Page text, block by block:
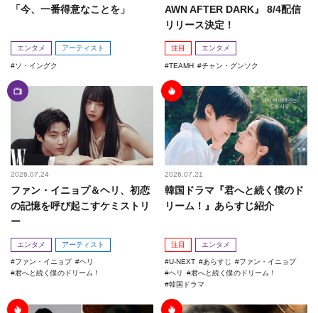
「今、一番得意なことを」
エンタメ アーティスト
ソ・イングク
AWN AFTER DARK』 8/4配信
リリース決定！
注目 エンタメ
TEAMH チャン・グンソク
2026.07.24
ファン・イニョプ＆ヘリ、初恋
の記憶を呼び起こすケミストリ
ー
エンタメ アーティスト
ファン・イニョプ
ヘリ
君へと続く僕のドリーム！
2026.07.21
韓国ドラマ『君へと続く僕のド
リーム！』あらすじ紹介
注目 エンタメ
U-NEXT あらすじ
ファン・イニョプ
ヘリ
君へと続く僕のドリーム！
韓国ドラマ